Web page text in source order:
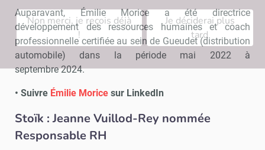
Auparavant, Émilie Morice a été directrice
développement des ressources humaines et coach
professionnelle certifiée au sein de Gueudet (distribution
automobile) dans la période mai 2022 à
septembre 2024.
• Suivre Émilie Morice sur LinkedIn
Stoïk : Jeanne Vuillod-Rey nommée
Responsable RH
Non merci, je reçois déjà
!
Je déciderai plus
tard